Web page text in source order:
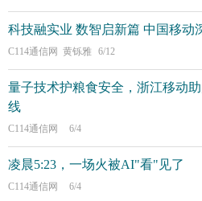
科技融实业 数智启新篇 中国移动
C114通信网 黄铄雅 6/12
量子技术护粮食安全，浙江移动
线
C114通信网 6/4
凌晨5:23，一场火被AI"看"见了
C114通信网 6/4